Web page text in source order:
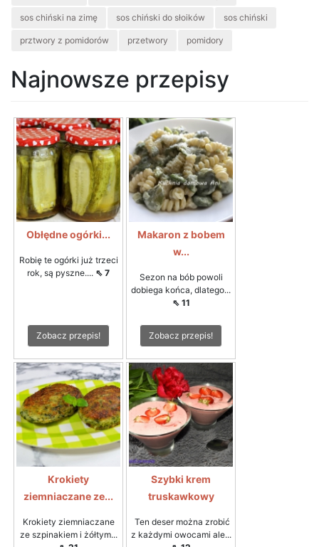
sos chiński na zimę sos chiński do słoików sos chiński
prztwory z pomidorów przetwory pomidory
Najnowsze przepisy
Obłędne ogórki...
Robię te ogórki już trzeci
rok, są pyszne.... ⇖ 7
Zobacz przepis!
Makaron z bobem
w...
Sezon na bób powoli
dobiega końca, dlatego...
⇖ 11
Zobacz przepis!
Krokiety
ziemniaczane ze...
Krokiety ziemniaczane
ze szpinakiem i żółtym...
Szybki krem
truskawkowy
Ten deser można zrobić
z każdymi owocami ale...